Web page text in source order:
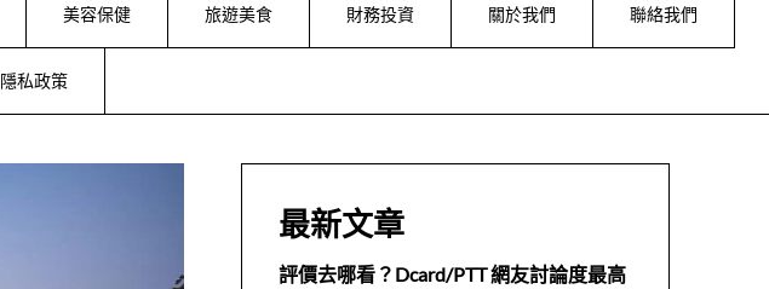
美容保健 旅遊美食 財務投資 關於我們 聯絡我們
隱私政策
最新文章
評價去哪看？Dcard/PTT 網友討論度最高